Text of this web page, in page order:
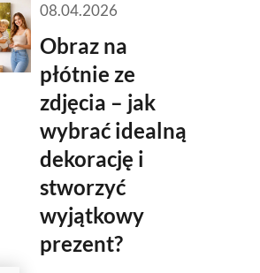
08.04.2026
Obraz na
płótnie ze
zdjęcia – jak
wybrać idealną
dekorację i
stworzyć
wyjątkowy
prezent?